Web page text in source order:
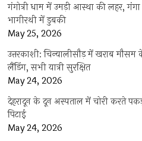
गंगोत्री धाम में उमड़ी आस्था की लहर,
भागीरथी में डुबकी
May 25, 2026
उत्तरकाशी: चिन्यालीसौड़ में खराब
लैंडिंग, सभी यात्री सुरक्षित
May 24, 2026
देहरादून के दून अस्पताल में चोरी करते
पिटाई
May 24, 2026